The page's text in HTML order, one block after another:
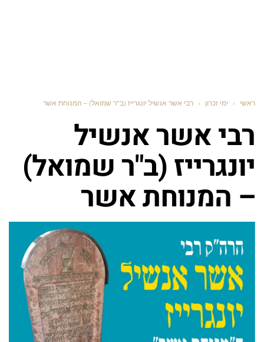
ראשי › ימי זכרון › רבי אשר אנשיל יונגרייז (ב"ר שמואל) – המנוחת אשר
רבי אשר אנשיל
יונגרייז (ב"ר שמואל)
– המנוחת אשר